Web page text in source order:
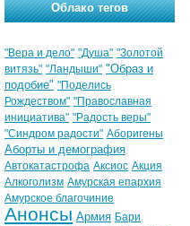
Облако тегов
"Вера и дело" "Душа" "Золотой
витязь" "Ландыши" "Образ и
подобие" "Поделись
Рождеством" "Православная
инициатива" "Радость веры"
"Синдром радости" Аборигены
Аборты и демография
Автокатастрофа Аксиос Акция
Алкоголизм Амурская епархия
Амурское благочиние
Анонсы Армия Бари